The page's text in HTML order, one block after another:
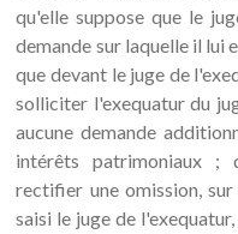
qu'elle suppose que le
demande sur laquelle il lui
que devant le juge de
solliciter l'exequatur du
aucune demande
intérêts patrimoniaux ;
rectifier une omission,
saisi le juge de